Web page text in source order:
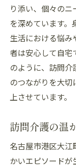
り添い、個々の
を深めています
生活における悩
者は安心して自宅
のように、訪問
のつながりを大
上させています。
訪問介護の温
名古屋市港区大
かいエピソード